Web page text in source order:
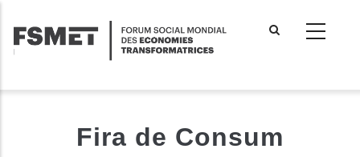
contenu
Fira de Consum